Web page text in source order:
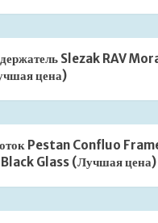
Slezak RAV
цена)
Pestan Confluo
Glass (Лучшая цена)